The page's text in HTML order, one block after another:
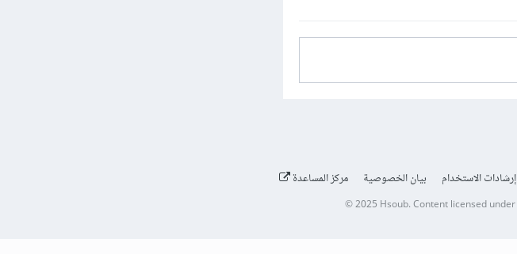
إرشادات الاستخدام بيان الخصوصية مركز المساعدة
© 2025 Hsoub.Content licensed under